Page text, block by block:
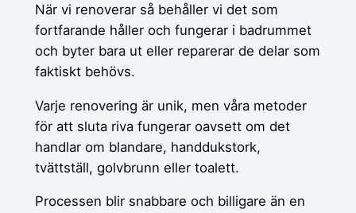
När vi renoverar så behåller vi det som
fortfarande håller och fungerar i badrummet
och byter bara ut eller reparerar de delar som
faktiskt behövs.
Varje renovering är unik, men våra metoder
för att sluta riva fungerar oavsett om det
handlar om blandare, handdukstork,
tvättställ, golvbrunn eller toalett.
Processen blir snabbare och billigare än en